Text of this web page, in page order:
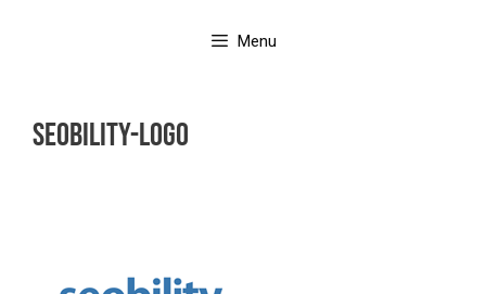
Menu
seobility-logo